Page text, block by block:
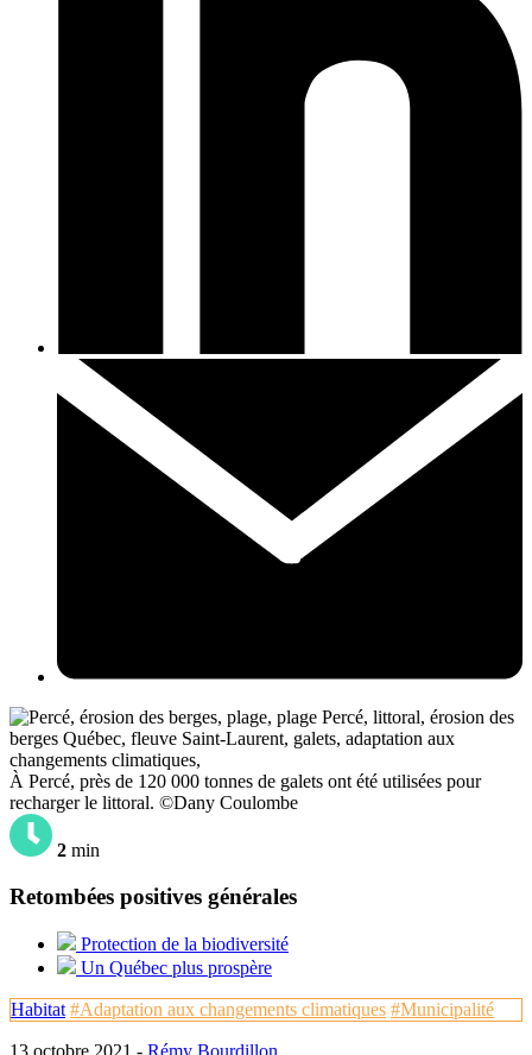
À Percé, près de 120 000 tonnes de galets ont été utilisées pour
recharger le littoral. ©Dany Coulombe
2 min
Retombées positives générales
Protection de la biodiversité
Un Québec plus prospère
Habitat #Adaptation aux changements climatiques #Municipalité